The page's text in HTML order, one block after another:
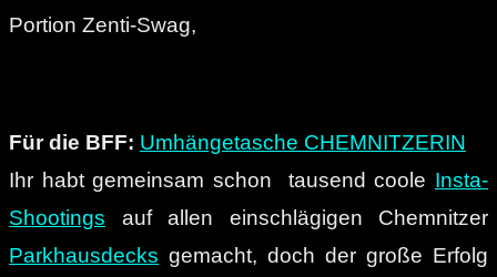
Portion Zenti-Swag,
Für die BFF: Umhängetasche CHEMNITZERIN
Ihr habt gemeinsam schon tausend coole Insta-
Shootings auf allen einschlägigen Chemnitzer
Parkhausdecks gemacht, doch der große Erfolg